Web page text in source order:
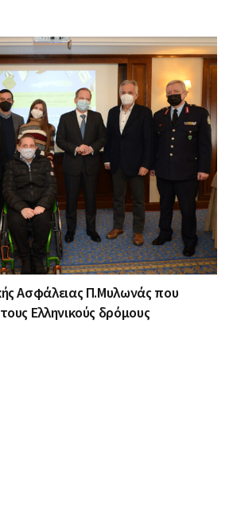
Ασφάλειας Π.Μυλωνάς που
Ελληνικούς δρόμους